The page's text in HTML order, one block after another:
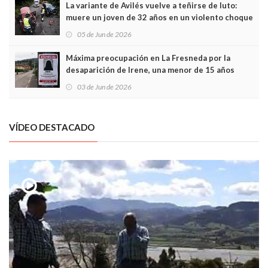
La variante de Avilés vuelve a teñirse de luto:
muere un joven de 32 años en un violento choque
frontal
05 de Jun de 2026
Máxima preocupación en La Fresneda por la
desaparición de Irene, una menor de 15 años
03 de Jun de 2026
VÍDEO DESTACADO